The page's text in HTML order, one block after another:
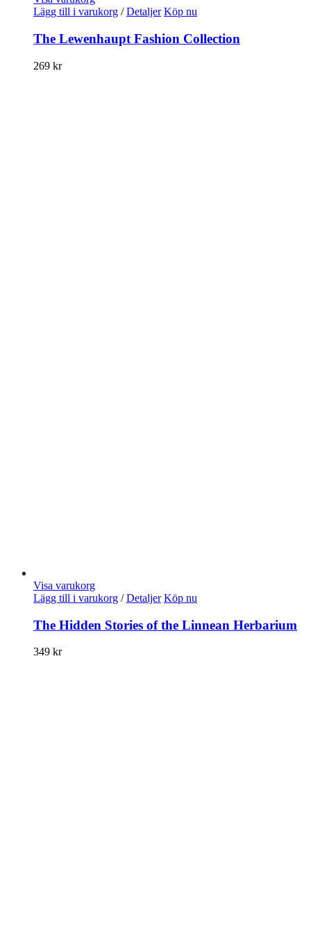
Lägg till i varukorg / Detaljer Köp nu
The Lewenhaupt Fashion Collection
269 kr
Visa varukorg
Lägg till i varukorg / Detaljer Köp nu
The Hidden Stories of the Linnean Herbarium
349 kr